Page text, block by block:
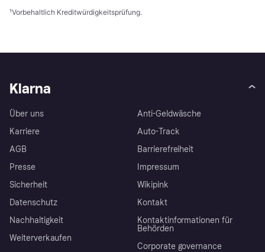
¹Vorbehaltlich Kreditwürdigkeitsprüfung.
Klarna
Über uns
Karriere
AGB
Presse
Sicherheit
Datenschutz
Nachhaltigkeit
Weiterverkaufen
Anti-Geldwäsche
Auto-Track
Barrierefreiheit
Impressum
Wikipink
Kontakt
Kontaktinformationen für
Behörden
Corporate governance